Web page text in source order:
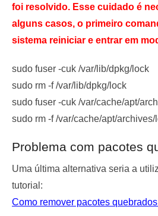
foi resolvido. Esse cuidado é
alguns casos, o primeiro
sistema reiniciar e entrar em
sudo fuser -cuk /var/lib/dpkg/lock
sudo rm -f /var/lib/dpkg/lock
sudo fuser -cuk /var/cache/apt/
sudo rm -f /var/cache/apt/archives/
Problema com pacotes
Uma última alternativa seria a
tutorial:
Como remover pacotes